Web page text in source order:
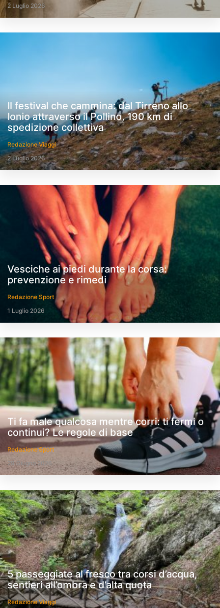
2 Luglio 2026
Il festival che cammina: dal Tirreno allo
Ionio attraverso il Pollino, 190 km di
spedizione collettiva
Redazione Viaggi
2 Luglio 2026
Vesciche ai piedi durante la corsa:
prevenzione e rimedi
Redazione Sport
1 Luglio 2026
Ti fa male qualcosa mentre corri: ti fermi o
continui? Le regole di base
Redazione Sport
29 Giugno 2026
5 passeggiate al fresco tra corsi d’acqua,
sentieri all’ombra e d’alta quota
Redazione Viaggi